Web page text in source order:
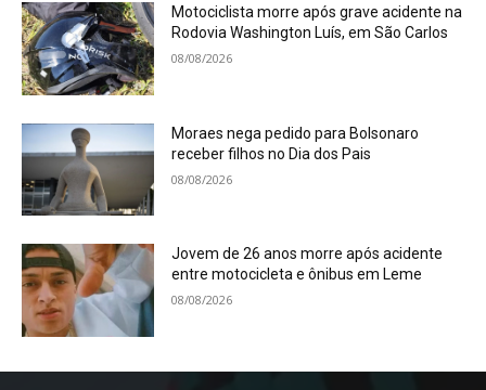
Motociclista morre após grave acidente na
Rodovia Washington Luís, em São Carlos
08/08/2026
Moraes nega pedido para Bolsonaro
receber filhos no Dia dos Pais
08/08/2026
Jovem de 26 anos morre após acidente
entre motocicleta e ônibus em Leme
08/08/2026